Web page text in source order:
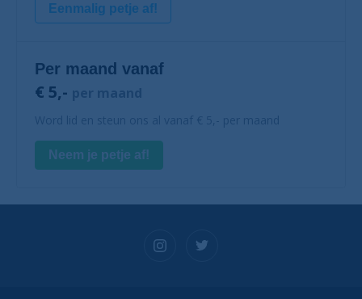
Eenmalig petje af!
Per maand vanaf
€ 5,- per maand
Word lid en steun ons al vanaf € 5,- per maand
Neem je petje af!